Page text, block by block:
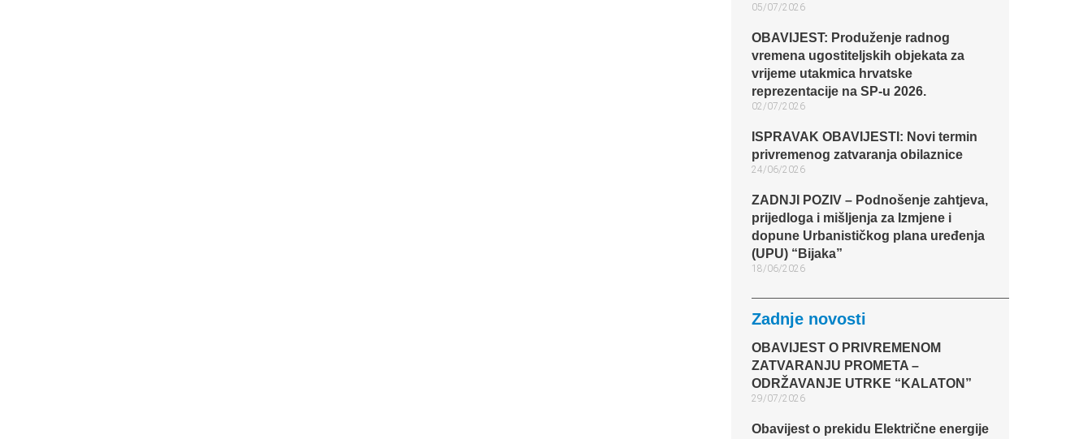
05/07/2026
OBAVIJEST: Produženje radnog
vremena ugostiteljskih objekata za
vrijeme utakmica hrvatske
reprezentacije na SP-u 2026.
02/07/2026
ISPRAVAK OBAVIJESTI: Novi termin
privremenog zatvaranja obilaznice​
24/06/2026
ZADNJI POZIV – Podnošenje zahtjeva,
prijedloga i mišljenja za Izmjene i
dopune Urbanističkog plana uređenja
(UPU) “Bijaka”
18/06/2026
Zadnje novosti
OBAVIJEST O PRIVREMENOM
ZATVARANJU PROMETA –
ODRŽAVANJE UTRKE “KALATON”
29/07/2026
Obavijest o prekidu Električne energije